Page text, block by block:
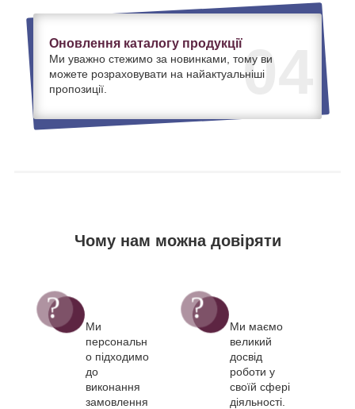
04
Оновлення каталогу продукції
Ми уважно стежимо за новинками, тому ви
можете розраховувати на найактуальніші
пропозиції.
Чому нам можна довіряти
Ми
персональн
о підходимо
до
виконання
замовлення
Ми маємо
великий
досвід
роботи у
своїй сфері
діяльності.